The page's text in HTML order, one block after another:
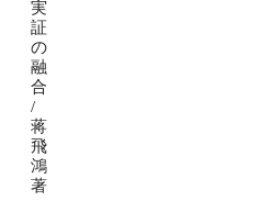
実
証
の
融
合
/
蒋
飛
鴻
著